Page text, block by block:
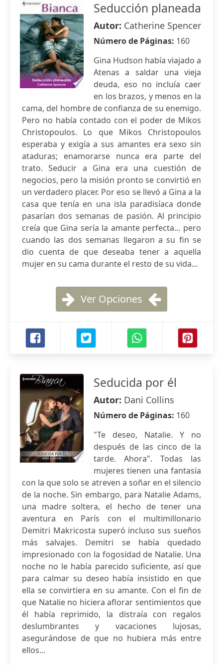
Seducción planeada
Autor: Catherine Spencer
Número de Páginas: 160
Gina Hudson había viajado a
Atenas a saldar una vieja
deuda, eso no incluía caer
en los brazos, y menos en la
cama, del hombre de confianza de su enemigo.
Pero no había contado con el poder de Mikos
Christopoulos. Lo que Mikos Christopoulos
esperaba y exigía a sus amantes era sexo sin
ataduras; enamorarse nunca era parte del
trato. Seducir a Gina era una cuestión de
negocios, pero la misión pronto se convirtió en
un verdadero placer. Por eso se llevó a Gina a la
casa que tenía en una isla paradisíaca donde
pasarían dos semanas de pasión. Al principio
creía que Gina sería la amante perfecta... pero
cuando las dos semanas llegaron a su fin se
dio cuenta de que deseaba tener a aquella
mujer en su cama durante el resto de su vida...
Ver Opciones
Seducida por él
Autor: Dani Collins
Número de Páginas: 160
"Te deseo, Natalie. Y no
después de las cinco de la
tarde. Ahora". Todas las
mujeres tienen una fantasía
con la que solo se atreven a soñar en el silencio
de la noche. Sin embargo, para Natalie Adams,
una madre soltera, el hecho de tener una
aventura en París con el multimillonario
Demitri Makricosta superó incluso sus sueños
más salvajes. Demitri se había quedado
impresionado con la fogosidad de Natalie. Una
noche no le había parecido suficiente, así que
para calmar su deseo había insistido en que
ella se convirtiera en su amante. Con el fin de
que Natalie no hiciera aflorar sentimientos que
él había reprimido, la distraía con regalos
deslumbrantes y vacaciones lujosas,
asegurándose de que no hubiera más entre
ellos...